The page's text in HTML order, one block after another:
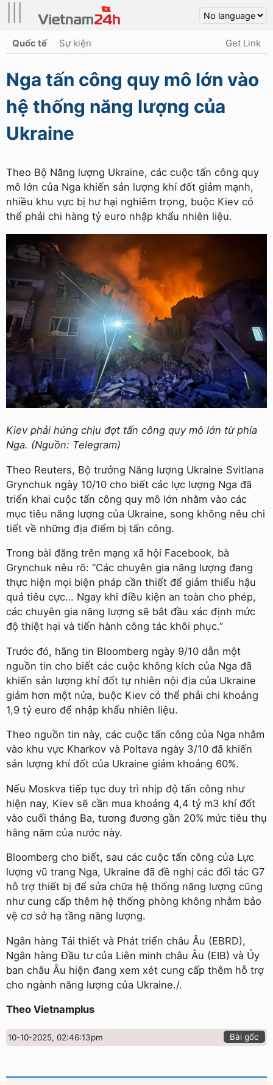
Quốc tế Sự kiện Get Link
Nga tấn công quy mô lớn vào
hệ thống năng lượng của
Ukraine
Theo Bộ Năng lượng Ukraine, các cuộc tấn công quy
mô lớn của Nga khiến sản lượng khí đốt giảm mạnh,
nhiều khu vực bị hư hại nghiêm trọng, buộc Kiev có
thể phải chi hàng tỷ euro nhập khẩu nhiên liệu.
Kiev phải hứng chịu đợt tấn công quy mô lớn từ phía
Nga. (Nguồn: Telegram)
Theo Reuters, Bộ trưởng Năng lượng Ukraine Svitlana
Grynchuk ngày 10/10 cho biết các lực lượng Nga đã
triển khai cuộc tấn công quy mô lớn nhằm vào các
mục tiêu năng lượng của Ukraine, song không nêu chi
tiết về những địa điểm bị tấn công.
Trong bài đăng trên mạng xã hội Facebook, bà
Grynchuk nêu rõ: “Các chuyên gia năng lượng đang
thực hiện mọi biện pháp cần thiết để giảm thiểu hậu
quả tiêu cực… Ngay khi điều kiện an toàn cho phép,
các chuyên gia năng lượng sẽ bắt đầu xác định mức
độ thiệt hại và tiến hành công tác khôi phục.”
Trước đó, hãng tin Bloomberg ngày 9/10 dẫn một
nguồn tin cho biết các cuộc không kích của Nga đã
khiến sản lượng khí đốt tự nhiên nội địa của Ukraine
giảm hơn một nửa, buộc Kiev có thể phải chi khoảng
1,9 tỷ euro để nhập khẩu nhiên liệu.
Theo nguồn tin này, các cuộc tấn công của Nga nhằm
vào khu vực Kharkov và Poltava ngày 3/10 đã khiến
sản lượng khí đốt của Ukraine giảm khoảng 60%.
Nếu Moskva tiếp tục duy trì nhịp độ tấn công như
hiện nay, Kiev sẽ cần mua khoảng 4,4 tỷ m3 khí đốt
vào cuối tháng Ba, tương đương gần 20% mức tiêu thụ
hằng năm của nước này.
Bloomberg cho biết, sau các cuộc tấn công của Lực
lượng vũ trang Nga, Ukraine đã đề nghị các đối tác G7
hỗ trợ thiết bị để sửa chữa hệ thống năng lượng cũng
như cung cấp thêm hệ thống phòng không nhằm bảo
vệ cơ sở hạ tầng năng lượng.
Ngân hàng Tái thiết và Phát triển châu Âu (EBRD),
Ngân hàng Đầu tư của Liên minh châu Âu (EIB) và Ủy
ban châu Âu hiện đang xem xét cung cấp thêm hỗ trợ
cho ngành năng lượng của Ukraine./.
Theo Vietnamplus
10-10-2025, 02:46:13pm Bài gốc